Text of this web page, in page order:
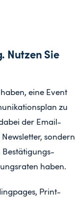
Nutzen Sie
eine Event
zu
der Email-
sondern
Bestätigungs-
haben.
Print-